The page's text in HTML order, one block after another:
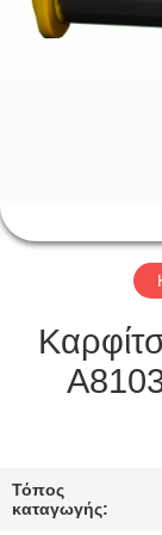
ΜΑΣ
ΕΛΆΤΕ
ΕΠΑΦΉ
Τόπος
καταγωγής: